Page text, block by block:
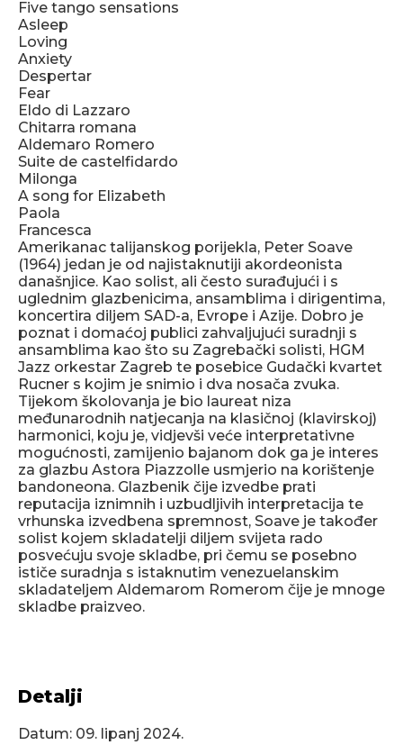
Five tango sensations
Asleep
Loving
Anxiety
Despertar
Fear
Eldo di Lazzaro
Chitarra romana
Aldemaro Romero
Suite de castelfidardo
Milonga
A song for Elizabeth
Paola
Francesca
Amerikanac talijanskog porijekla, Peter Soave
(1964) jedan je od najistaknutiji akordeonista
današnjice. Kao solist, ali često surađujući i s
uglednim glazbenicima, ansamblima i dirigentima,
koncertira diljem SAD-a, Evrope i Azije. Dobro je
poznat i domaćoj publici zahvaljujući suradnji s
ansamblima kao što su Zagrebački solisti, HGM
Jazz orkestar Zagreb te posebice Gudački kvartet
Rucner s kojim je snimio i dva nosača zvuka.
Tijekom školovanja je bio laureat niza
međunarodnih natjecanja na klasičnoj (klavirskoj)
harmonici, koju je, vidjevši veće interpretativne
mogućnosti, zamijenio bajanom dok ga je interes
za glazbu Astora Piazzolle usmjerio na korištenje
bandoneona. Glazbenik čije izvedbe prati
reputacija iznimnih i uzbudljivih interpretacija te
vrhunska izvedbena spremnost, Soave je također
solist kojem skladatelji diljem svijeta rado
posvećuju svoje skladbe, pri čemu se posebno
ističe suradnja s istaknutim venezuelanskim
skladateljem Aldemarom Romerom čije je mnoge
skladbe praizveo.
Detalji
Datum: 09. lipanj 2024.